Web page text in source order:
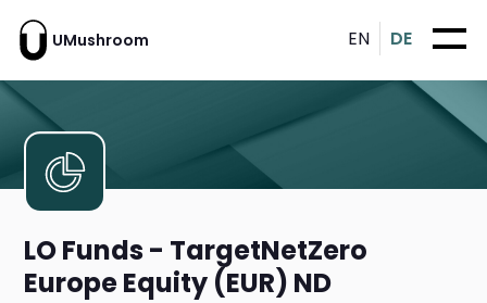
UMushroom EN DE
LO Funds - TargetNetZero
Europe Equity (EUR) ND